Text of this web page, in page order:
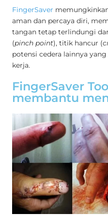
FingerSaver
aman dan percaya diri,
tangan tetap terlindungi
(pinch point), titik hancur (
potensi cedera lainnya
kerja.
FingerSaver
membantu